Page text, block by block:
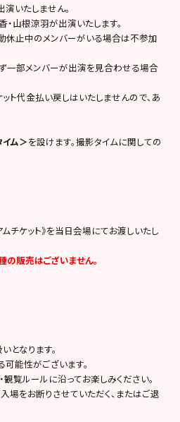
演いたしません。
・山根涼羽が出演いたします。
止中のメンバーがいる場合は不参加
一部メンバーが出演を見合わせる場合
ト代金払い戻しはいたしませんので、あ
ム＞を設けます。撮影タイムに関しての
チケット》を当日会場にてお渡しいたし
販売はございません。
となります。
能性がございます。
覧ルールに沿ってお楽しみください。
場をお断りさせていただく、またはご退